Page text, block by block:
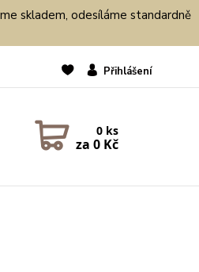
skladem, odesíláme standardně
Přihlášení
0 ks
za 0 Kč